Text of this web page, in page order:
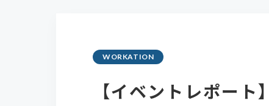
【イベントレポー
WORKATION